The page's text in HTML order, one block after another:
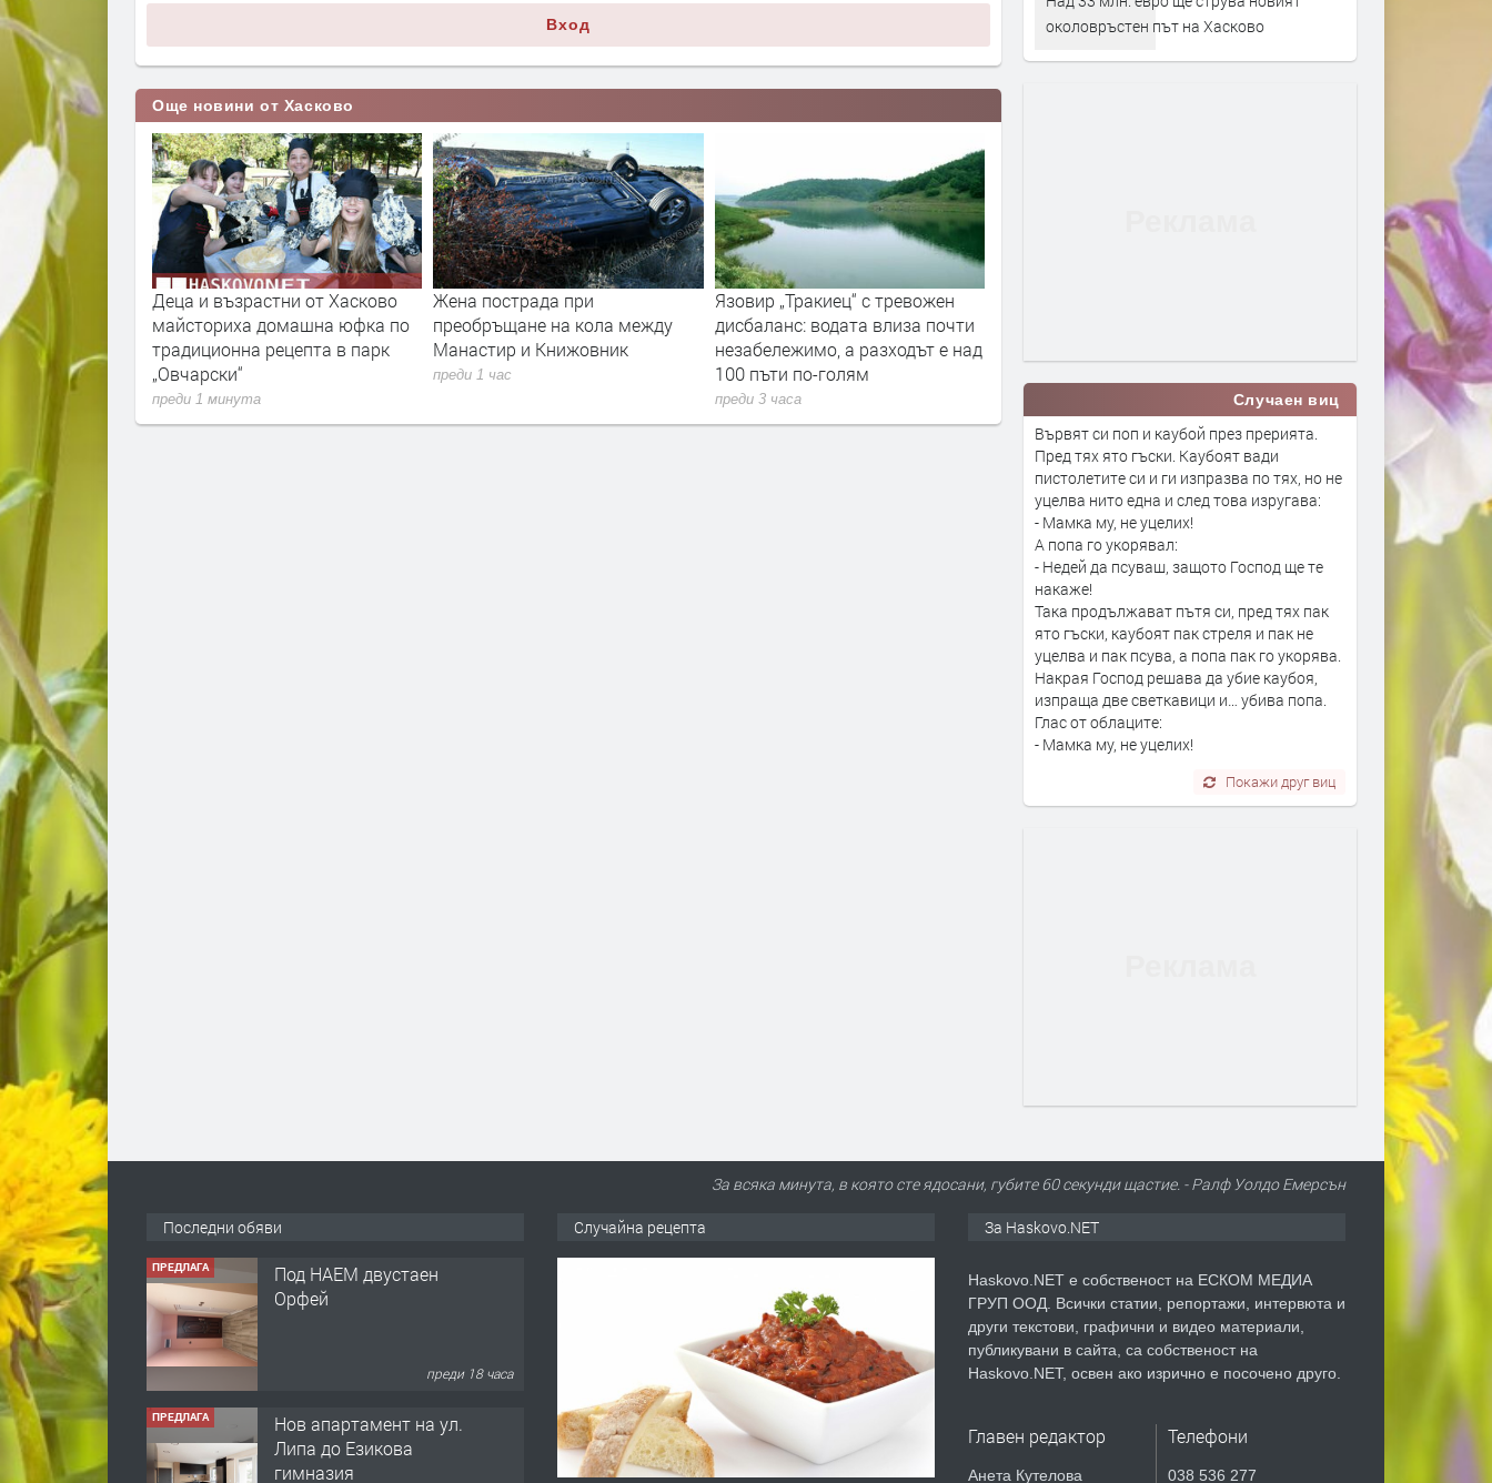
Вход
Още новини от Хасково
над 1,1
и
Марица
Деца и възрастни от Хасково
майсториха домашна юфка по
традиционна рецепта в парк
„Овчарски“
преди 1 минута
Жена пострада при
преобръщане на кола между
Манастир и Книжовник
преди 1 час
Язовир „Тракиец“ с тревожен
дисбаланс: водата влиза почти
незабележимо, а разходът е над
100 пъти по-голям
преди 3 часа
Над 33 млн. евро ще
новият околовръстен
околовръстен път на Хасково
Случаен виц
Вървят си поп и каубой през прерията.
Пред тях ято гъски. Каубоят вади
пистолетите си и ги изпразва по тях, но не
уцелва нито една и след това изругава:
- Мамка му, не уцелих!
А попа го укорявал:
- Недей да псуваш, защото Господ ще те
накаже!
Така продължават пътя си, пред тях пак
ято гъски, каубоят пак стреля и пак не
уцелва и пак псува, а попа пак го укорява.
Накрая Господ решава да убие каубоя,
изпраща две светкавици и… убива попа.
Глас от облаците:
- Мамка му, не уцелих!
Покажи друг виц
За всяка минута, в която сте ядосани, губите 60 секунди щастие. - Ралф Уолдо Емерсън
Последни обяви
ПРЕДЛАГА
Под НАЕМ двустаен
Орфей
преди 18 часа
ПРЕДЛАГА
Нов апартамент на ул.
Липа до Езикова
гимназия
Случайна рецепта За Haskovo.NET
Haskovo.NET е собственост на ЕСКОМ МЕДИА
ГРУП ООД. Всички статии, репортажи, интервюта и
други текстови, графични и видео материали,
публикувани в сайта, са собственост на
Haskovo.NET, освен ако изрично е посочено друго.
Главен редактор
Анета Кутелова
Телефони
038 536 277